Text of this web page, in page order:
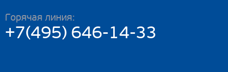
Горячая линия:
+7(495) 646-14-33